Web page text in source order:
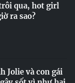
qua, hot girl
ra sao?
Jolie và con gái